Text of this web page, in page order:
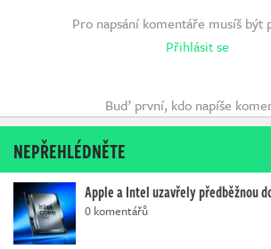
Pro napsání komentáře musíš být
Přihlásit se
Buď první, kdo napíše
NEPŘEHLÉDNĚTE
Apple a Intel uzavřely předběžnou
0 komentářů